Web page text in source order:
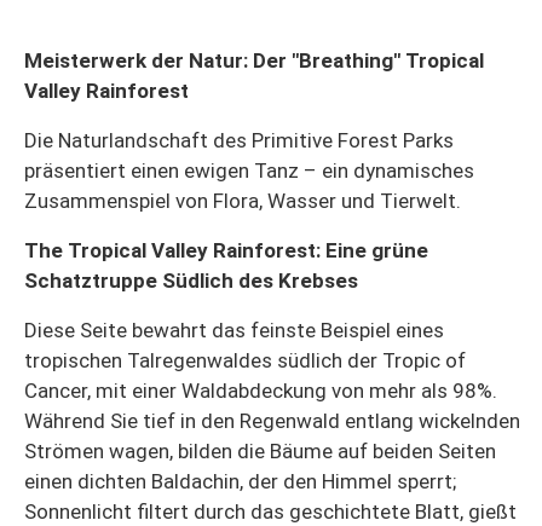
Meisterwerk der Natur: Der "Breathing" Tropical
Valley Rainforest
Die Naturlandschaft des Primitive Forest Parks
präsentiert einen ewigen Tanz – ein dynamisches
Zusammenspiel von Flora, Wasser und Tierwelt.
The Tropical Valley Rainforest: Eine grüne
Schatztruppe Südlich des Krebses
Diese Seite bewahrt das feinste Beispiel eines
tropischen Talregenwaldes südlich der Tropic of
Cancer, mit einer Waldabdeckung von mehr als 98%.
Während Sie tief in den Regenwald entlang wickelnden
Strömen wagen, bilden die Bäume auf beiden Seiten
einen dichten Baldachin, der den Himmel sperrt;
Sonnenlicht filtert durch das geschichtete Blatt, gießt